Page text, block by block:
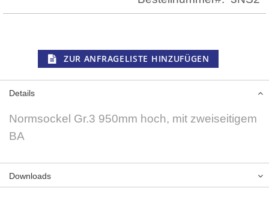
ZUR ANFRAGELISTE HINZUFÜGEN
Details
Normsockel Gr.3 950mm hoch, mit zweiseitigem
BA
Downloads